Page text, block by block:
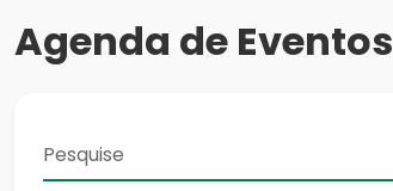
Agenda de Eventos